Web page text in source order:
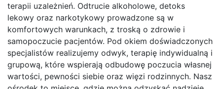
terapii uzależnień. Odtrucie alkoholowe, detoks
lekowy oraz narkotykowy prowadzone są w
komfortowych warunkach, z troską o zdrowie i
samopoczucie pacjentów. Pod okiem doświadczonych
specjalistów realizujemy odwyk, terapię indywidualną i
grupową, które wspierają odbudowę poczucia własnej
wartości, pewności siebie oraz więzi rodzinnych. Nasz